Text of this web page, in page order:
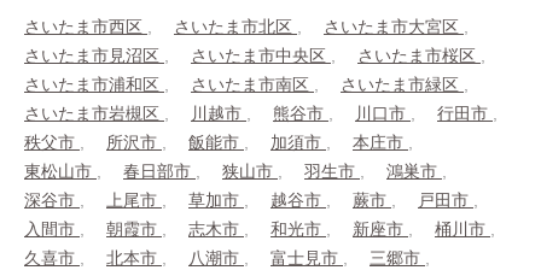
さいたま市西区 さいたま市北区
さいたま市大宮区
さいたま市見沼区
さいたま市中央区
さいたま市桜区
さいたま市浦和区
さいたま市南区
さいたま市緑区
さいたま市岩槻区
川越市 熊谷市 川口市
行田市
秩父市
所沢市 飯能市 加須市
本庄市
東松山市
春日部市 狭山市 羽生市
鴻巣市
深谷市
上尾市 草加市 越谷市 蕨市
戸田市
入間市
朝霞市 志木市 和光市 新座市
桶川市
久喜市
北本市 八潮市 富士見市
三郷市